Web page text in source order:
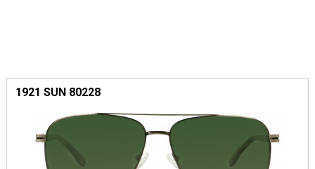
1921 SUN 80228